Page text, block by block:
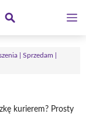
| Sprzedam |
kurierem? Prosty